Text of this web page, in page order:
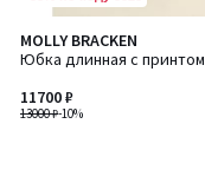
MOLLY BRACKEN
Юбка длинная с принтом
13000 ₽-10%
11700 ₽